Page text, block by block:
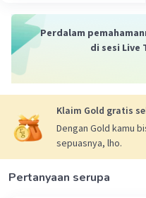
Perdalam
di sesi Live
Klaim Gold gratis
Dengan Gold kamu
sepuasnya, lho.
Pertanyaan serupa